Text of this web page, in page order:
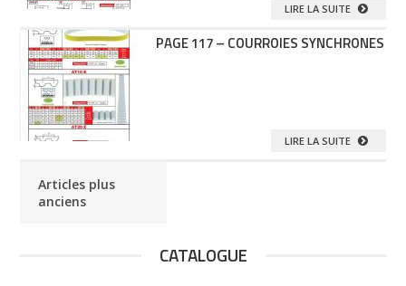
LIRE LA SUITE
PAGE 117 – COURROIES SYNCHRONES
LIRE LA SUITE
Articles plus
anciens
CATALOGUE